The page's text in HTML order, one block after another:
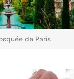
de Paris